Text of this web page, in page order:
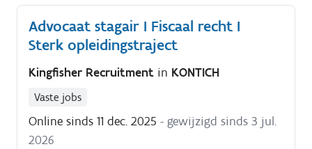
Advocaat stagair I Fiscaal recht I
Sterk opleidingstraject
Kingfisher Recruitment in KONTICH
Vaste jobs
Online sinds 11 dec. 2025 - gewijzigd sinds 3 jul.
2026